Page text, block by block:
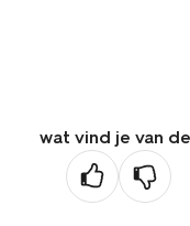
wat vind je van